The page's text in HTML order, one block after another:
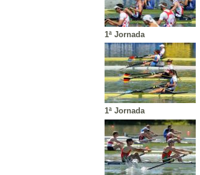
1ª Jornada
1ª Jornada